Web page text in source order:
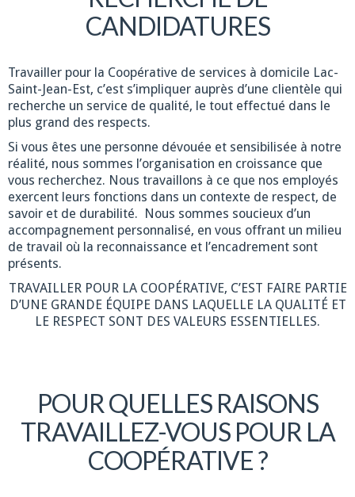
CANDIDATURES
Travailler pour la Coopérative de services à domicile Lac-
Saint-Jean-Est, c’est s’impliquer auprès d’une clientèle qui
recherche un service de qualité, le tout effectué dans le
plus grand des respects.
Si vous êtes une personne dévouée et sensibilisée à notre
réalité, nous sommes l’organisation en croissance que
vous recherchez. Nous travaillons à ce que nos employés
exercent leurs fonctions dans un contexte de respect, de
savoir et de durabilité. Nous sommes soucieux d’un
accompagnement personnalisé, en vous offrant un milieu
de travail où la reconnaissance et l’encadrement sont
présents.
TRAVAILLER POUR LA COOPÉRATIVE, C’EST FAIRE PARTIE
D’UNE GRANDE ÉQUIPE DANS LAQUELLE LA QUALITÉ ET
LE RESPECT SONT DES VALEURS ESSENTIELLES.
POUR QUELLES RAISONS
TRAVAILLEZ-VOUS POUR LA
COOPÉRATIVE ?